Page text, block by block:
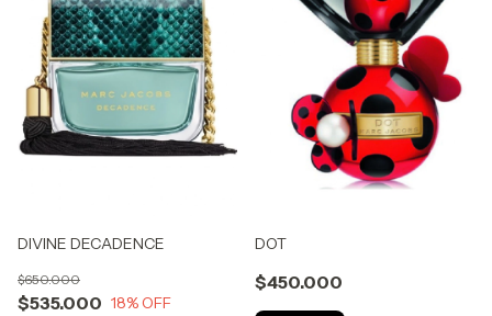
DIVINE DECADENCE
$535.000
$650.000
18% OFF
DOT
$450.000